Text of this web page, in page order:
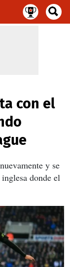
con el
y se
donde el